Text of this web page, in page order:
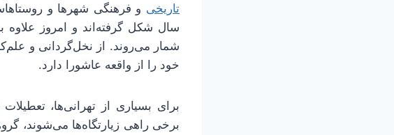
تاریخی و فرهنگی شهرها و
سال شکل گرفته‌اند و امروز
شمار می‌روند. از نخل‌گردانی و
خود را از واقعه عاشورا دارد.
برای بسیاری از تهرانی‌ها،
برخی راهی زیارتگاه‌ها می‌شوند،